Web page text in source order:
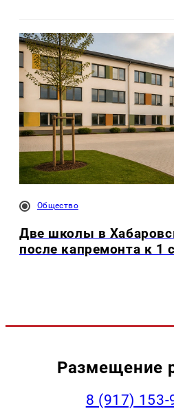
Общество
Две школы в
после капремонта к 1
Размещение
‭8 (917) 153-